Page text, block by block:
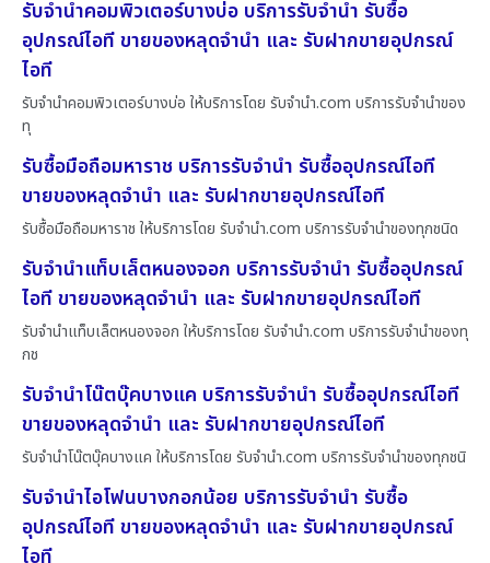
รับจำนำคอมพิวเตอร์บางบ่อ บริการรับจำนำ รับซื้อ
อุปกรณ์ไอที ขายของหลุดจำนำ และ รับฝากขายอุปกรณ์
ไอที
รับจำนำคอมพิวเตอร์บางบ่อ ให้บริการโดย รับจํานํา.com บริการรับจำนำของ
ทุ
รับซื้อมือถือมหาราช บริการรับจำนำ รับซื้ออุปกรณ์ไอที
ขายของหลุดจำนำ และ รับฝากขายอุปกรณ์ไอที
รับซื้อมือถือมหาราช ให้บริการโดย รับจํานํา.com บริการรับจำนำของทุกชนิด
รับจำนำแท็บเล็ตหนองจอก บริการรับจำนำ รับซื้ออุปกรณ์
ไอที ขายของหลุดจำนำ และ รับฝากขายอุปกรณ์ไอที
รับจำนำแท็บเล็ตหนองจอก ให้บริการโดย รับจํานํา.com บริการรับจำนำของทุ
กช
รับจำนำโน๊ตบุ๊คบางแค บริการรับจำนำ รับซื้ออุปกรณ์ไอที
ขายของหลุดจำนำ และ รับฝากขายอุปกรณ์ไอที
รับจำนำโน๊ตบุ๊คบางแค ให้บริการโดย รับจํานํา.com บริการรับจำนำของทุกชนิ
รับจำนำไอโฟนบางกอกน้อย บริการรับจำนำ รับซื้อ
อุปกรณ์ไอที ขายของหลุดจำนำ และ รับฝากขายอุปกรณ์
ไอที